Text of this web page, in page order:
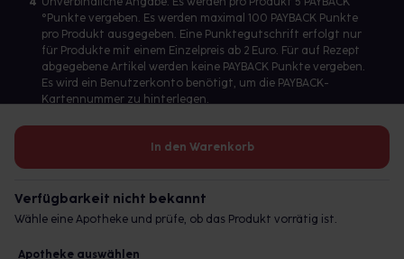
In den Warenkorb
Verfügbarkeit nicht bekannt
Wähle eine Apotheke und prüfe, ob das Produkt vorrätig ist.
Apotheke auswählen
°Punkte vergeben. Es werden maximal 100 PAYBACK Punkte
pro Produkt ausgegeben. Eine Punktegutschrift erfolgt nur
für Produkte mit einem Einzelpreis ab 2 Euro. Für auf Rezept
abgegebene Artikel werden keine PAYBACK Punkte vergeben.
Es wird ein Benutzerkonto benötigt, um die PAYBACK-
Kartennummer zu hinterlegen.
Betreiber des Portals und verantwortlich: gesund.de GmbH &
© 2026 gesund.de GmbH & Co. KG